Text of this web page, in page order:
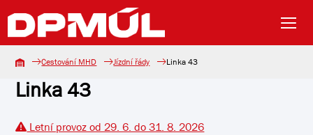
Cestování MHD Jízdní řády Linka 43
Linka 43
Letní provoz od 29. 6. do 31. 8. 2026